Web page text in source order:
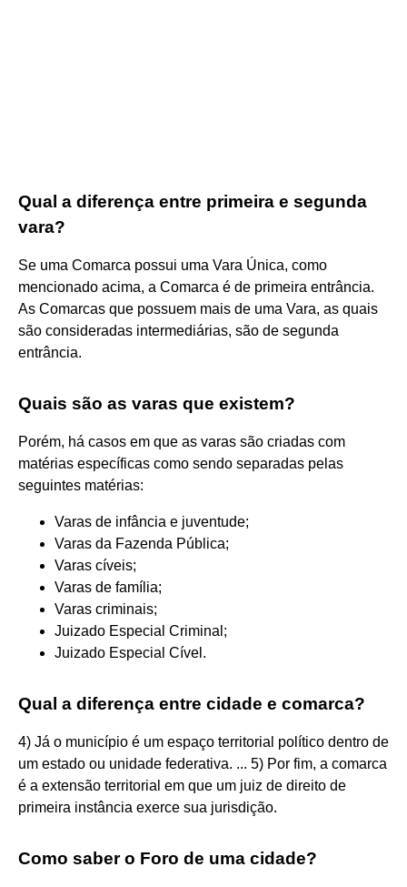
Qual a diferença entre primeira e segunda
vara?
Se uma Comarca possui uma Vara Única, como
mencionado acima, a Comarca é de primeira entrância.
As Comarcas que possuem mais de uma Vara, as quais
são consideradas intermediárias, são de segunda
entrância.
Quais são as varas que existem?
Porém, há casos em que as varas são criadas com
matérias específicas como sendo separadas pelas
seguintes matérias:
Varas de infância e juventude;
Varas da Fazenda Pública;
Varas cíveis;
Varas de família;
Varas criminais;
Juizado Especial Criminal;
Juizado Especial Cível.
Qual a diferença entre cidade e comarca?
4) Já o município é um espaço territorial político dentro de
um estado ou unidade federativa. ... 5) Por fim, a comarca
é a extensão territorial em que um juiz de direito de
primeira instância exerce sua jurisdição.
Como saber o Foro de uma cidade?